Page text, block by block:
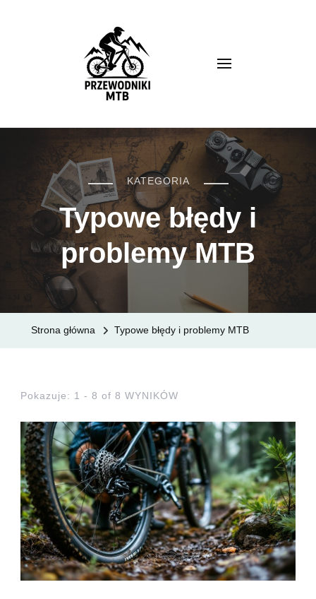
KATEGORIA
Typowe błędy i
problemy MTB
Strona główna Typowe błędy i problemy MTB
Pokazuje: 1 - 8 of 8 WYNIKÓW